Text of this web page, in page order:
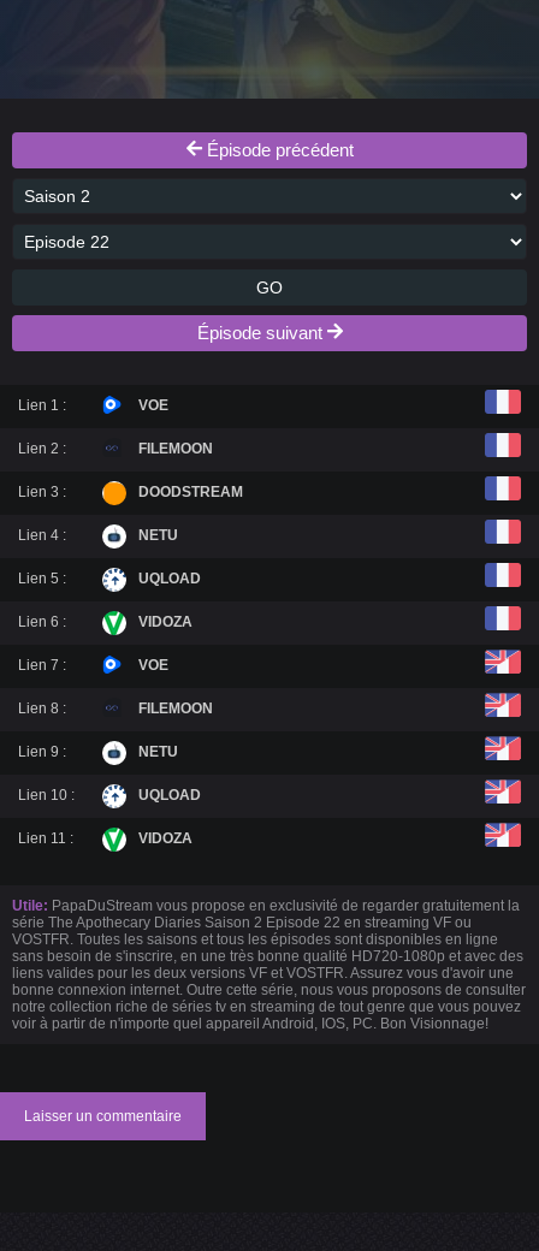
Épisode précédent
GO
Épisode suivant
Lien 1 : VOE
Lien 2 : FILEMOON
Lien 3 : DOODSTREAM
Lien 4 : NETU
Lien 5 : UQLOAD
Lien 6 : VIDOZA
Lien 7 : VOE
Lien 8 : FILEMOON
Lien 9 : NETU
Lien 10 : UQLOAD
Lien 11 : VIDOZA
Utile: PapaDuStream vous propose en exclusivité de regarder gratuitement la
série The Apothecary Diaries Saison 2 Episode 22 en streaming VF ou
VOSTFR. Toutes les saisons et tous les épisodes sont disponibles en ligne
sans besoin de s'inscrire, en une très bonne qualité HD720-1080p et avec des
liens valides pour les deux versions VF et VOSTFR. Assurez vous d'avoir une
bonne connexion internet. Outre cette série, nous vous proposons de consulter
notre collection riche de séries tv en streaming de tout genre que vous pouvez
voir à partir de n'importe quel appareil Android, IOS, PC. Bon Visionnage!
Laisser un commentaire